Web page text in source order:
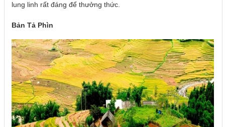
lung linh rất đáng để thưởng thức.
Bản Tả Phìn